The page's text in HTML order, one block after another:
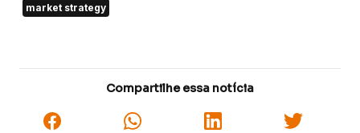
market strategy
Compartilhe essa notícia